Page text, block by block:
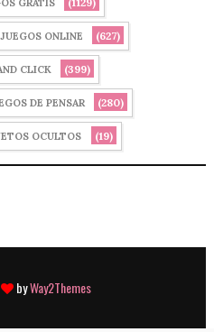
GRATIS
JUEGOS ONLINE (627)
CLICK (399)
DE PENSAR (280)
OCULTOS (19)
byWay2Themes